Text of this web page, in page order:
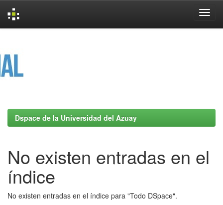
Dspace de la Universidad del Azuay
No existen entradas en el
índice
No existen entradas en el índice para "Todo DSpace".